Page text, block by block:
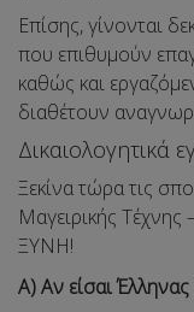
Επίσης, γίνονται
που επιθυμούν
καθώς και
διαθέτουν
Δικαιολογητικά
Ξεκίνα τώρα τις
Μαγειρικής Τέχνης
ΞΥΝΗ!
Α) Αν είσαι